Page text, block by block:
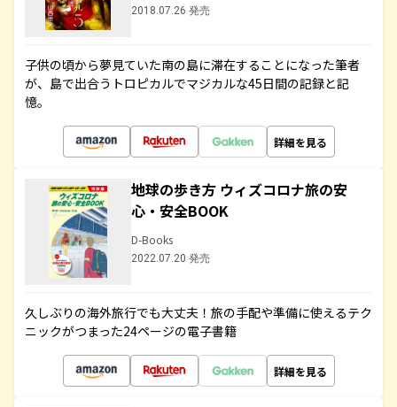
2018.07.26 発売
子供の頃から夢見ていた南の島に滞在することになった筆者
が、島で出合うトロピカルでマジカルな45日間の記録と記
憶。
詳細を見る
地球の歩き方 ウィズコロナ旅の安
心・安全BOOK
D-Books
2022.07.20 発売
久しぶりの海外旅行でも大丈夫！旅の手配や準備に使えるテク
ニックがつまった24ページの電子書籍
詳細を見る